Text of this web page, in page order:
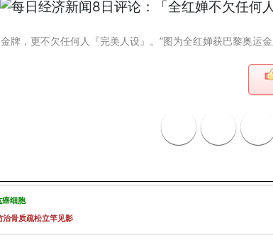
牌，更不欠任何人『完美人设』。”图为全红婵获巴黎奥运金
癌细胞
骨质疏松立竿见影